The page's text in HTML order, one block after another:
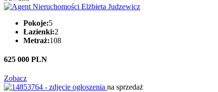
Pokoje:5
Łazienki:2
Metraż:108
625 000 PLN
Zobacz
na sprzedaż